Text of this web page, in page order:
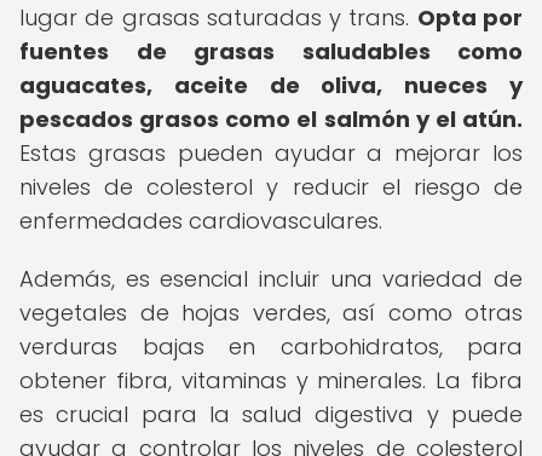
lugar de grasas saturadas y trans. Opta por
fuentes de grasas saludables como
aguacates, aceite de oliva, nueces y
pescados grasos como el salmón y el atún.
Estas grasas pueden ayudar a mejorar los
niveles de colesterol y reducir el riesgo de
enfermedades cardiovasculares.
Además, es esencial incluir una variedad de
vegetales de hojas verdes, así como otras
verduras bajas en carbohidratos, para
obtener fibra, vitaminas y minerales. La fibra
es crucial para la salud digestiva y puede
ayudar a controlar los niveles de colesterol